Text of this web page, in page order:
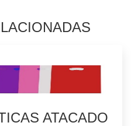
ATACADO